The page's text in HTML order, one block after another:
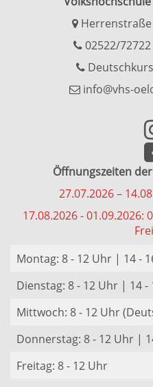
Herrenstraße
02522/72722
info@vhs-
Öffnungszeiten
27.07.2026 –
17.08.2026 - 01.09.2026:
Montag: 8 - 12 Uhr | 14 -
Dienstag: 8 - 12 Uhr | 14 -
Mittwoch: 8 - 12 Uhr
Donnerstag: 8 - 12 Uhr |
Freitag: 8 - 12 Uhr